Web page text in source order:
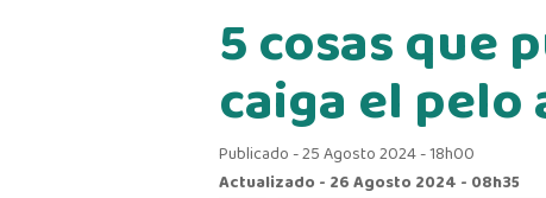
5 cosas que
caiga el pelo
Publicado - 25 Agosto 2024 - 18h00
Actualizado - 26 Agosto 2024 - 08h35